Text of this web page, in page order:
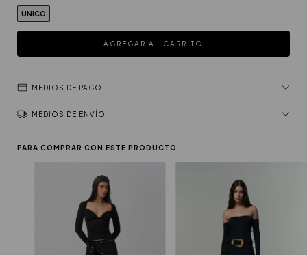
UNICO
MEDIOS DE PAGO
MEDIOS DE ENVÍO
PARA COMPRAR CON ESTE PRODUCTO